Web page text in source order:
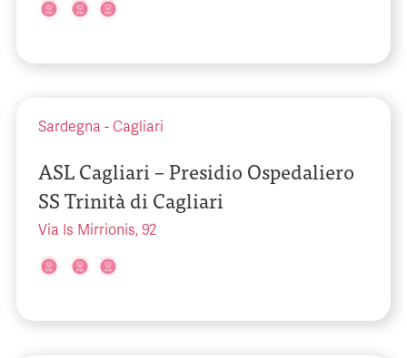
Sardegna - Cagliari
ASL Cagliari – Presidio Ospedaliero
SS Trinità di Cagliari
Via Is Mirrionis, 92